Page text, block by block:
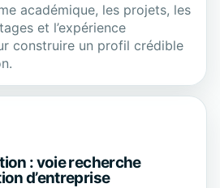
académique, les projets, les
et l’expérience
construire un profil crédible
: voie recherche
d’entreprise